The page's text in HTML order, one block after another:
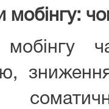
мобінгу: